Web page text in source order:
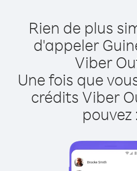
Rien de plus
d'appeler
Viber
Une fois que
crédits Viber
pouvez